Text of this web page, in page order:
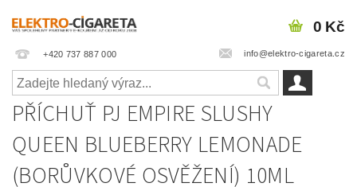
+420 737 887 000 info@elektro-cigareta.cz
0 Kč
PŘÍCHUŤ PJ EMPIRE SLUSHY
QUEEN BLUEBERRY LEMONADE
(BORŮVKOVÉ OSVĚŽENÍ) 10ML